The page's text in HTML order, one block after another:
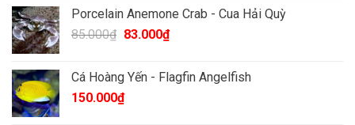
Porcelain Anemone Crab - Cua Hải Quỳ
85.000₫ Giá
85.000₫.
83.000₫Giá
là:
Cá Hoàng Yến - Flagfin Angelfish
150.000₫